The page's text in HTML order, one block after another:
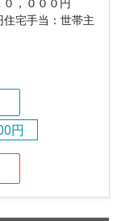
住宅手当：世帯主
円